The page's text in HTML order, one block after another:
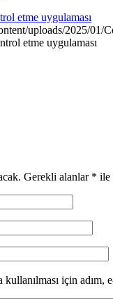
etme uygulaması
uploads/2025/01/
etme uygulaması
Gerekli alanlar * ile
için adım,